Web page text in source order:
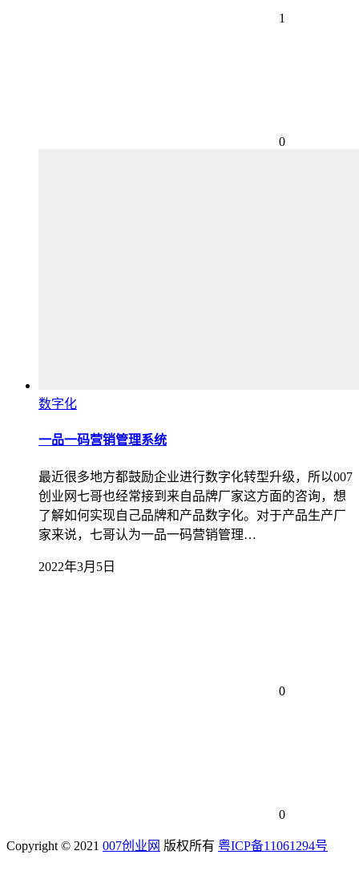
1
0
数字化
一品一码营销管理系统
最近很多地方都鼓励企业进行数字化转型升级，所以007
创业网七哥也经常接到来自品牌厂家这方面的咨询，想
了解如何实现自己品牌和产品数字化。对于产品生产厂
家来说，七哥认为一品一码营销管理…
2022年3月5日
0
0
Copyright © 2021 007创业网 版权所有 粤ICP备11061294号